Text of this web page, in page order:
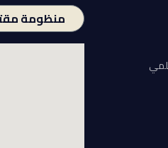
منظومة